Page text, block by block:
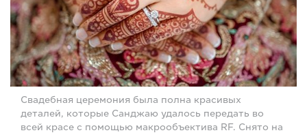
Свадебная церемония была полна красивых
деталей, которые Санджаю удалось передать во
всей красе с помощью макрообъектива RF. Снято на